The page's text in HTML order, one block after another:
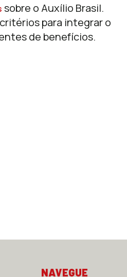
sobre o Auxílio Brasil.
para integrar o
de benefícios.
NAVEGUE